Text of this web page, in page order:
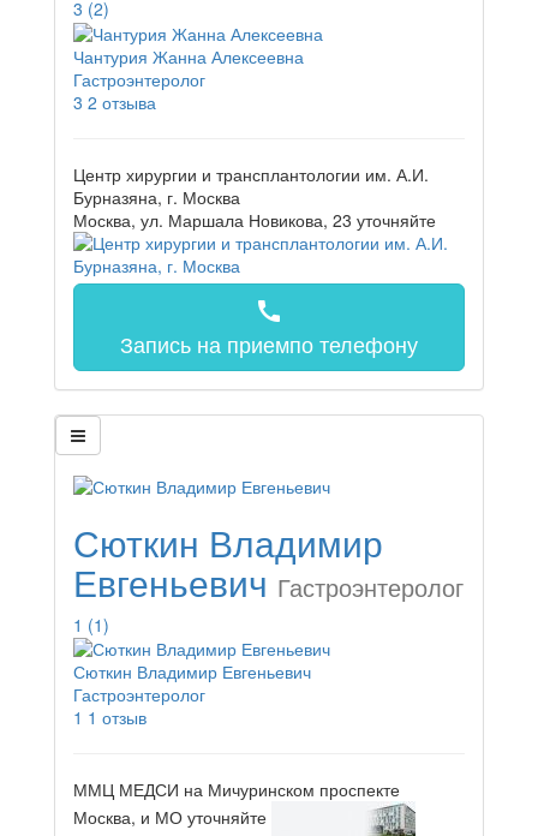
3 (2)
Чантурия Жанна Алексеевна
Гастроэнтеролог
3 2 отзыва
Центр хирургии и трансплантологии им. А.И.
Бурназяна, г. Москва
Москва, ул. Маршала Новикова, 23 уточняйте
call
Запись на приемпо телефону
Сюткин Владимир
Евгеньевич Гастроэнтеролог
1 (1)
Сюткин Владимир Евгеньевич
Гастроэнтеролог
1 1 отзыв
ММЦ МЕДСИ на Мичуринском проспекте
Москва, и МО уточняйте